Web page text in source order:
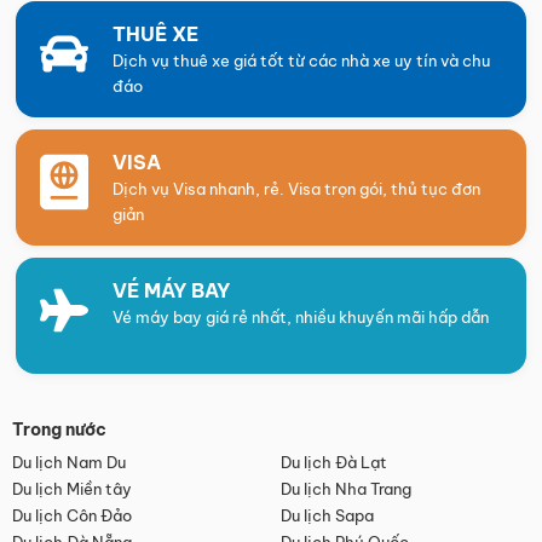
THUÊ XE
Dịch vụ thuê xe giá tốt từ các nhà xe uy tín và chu
đáo
VISA
Dịch vụ Visa nhanh, rẻ. Visa trọn gói, thủ tục đơn
giản
VÉ MÁY BAY
Vé máy bay giá rẻ nhất, nhiều khuyến mãi hấp dẫn
Trong nước
Du lịch Nam Du
Du lịch Đà Lạt
Du lịch Miền tây
Du lịch Nha Trang
Du lịch Côn Đảo
Du lịch Sapa